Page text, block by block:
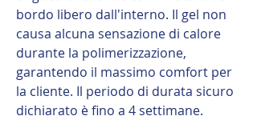
bordo libero dall'interno. Il gel non
causa alcuna sensazione di calore
durante la polimerizzazione,
garantendo il massimo comfort per
la cliente. Il periodo di durata sicuro
dichiarato è fino a 4 settimane.